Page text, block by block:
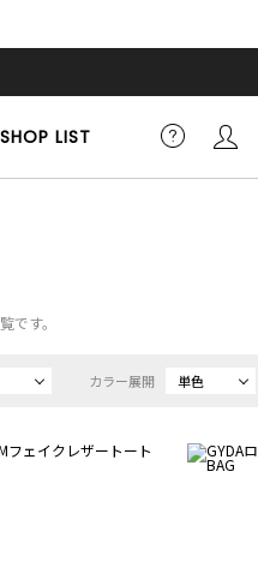
SHOP LIST
です。
カラー展開 単色